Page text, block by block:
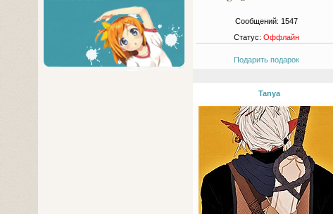
Сообщений: 1547
Статус:Оффлайн
Подарить подарок
Tanya